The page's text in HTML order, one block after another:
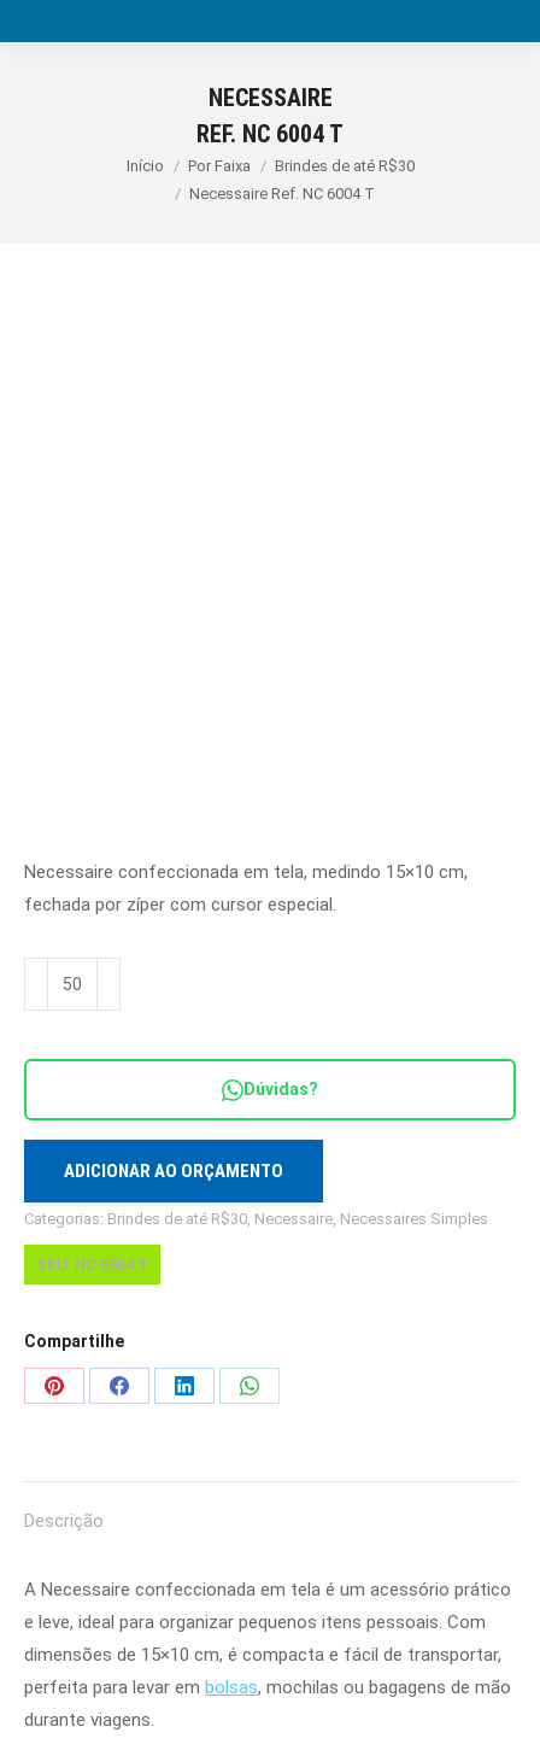
NECESSAIRE
REF. NC 6004 T
Você está aqui:
Início Por Faixa
Brindes de até R$30
Necessaire Ref. NC 6004 T
Necessaire confeccionada em tela, medindo 15×10 cm,
fechada por zíper com cursor especial.
Necessaire
Ref.
6004
quantidade
Dúvidas?
ADICIONAR AO ORÇAMENTO
Categorias: Brindes de até R$30, Necessaire, Necessaires Simples
SKU: NC 6004 T
Compartilhe
Share
Share
Share
Share
Descrição
A Necessaire confeccionada em tela é um acessório prático
e leve, ideal para organizar pequenos itens pessoais. Com
dimensões de 15×10 cm, é compacta e fácil de transportar,
perfeita para levar em bolsas, mochilas ou bagagens de mão
durante viagens.